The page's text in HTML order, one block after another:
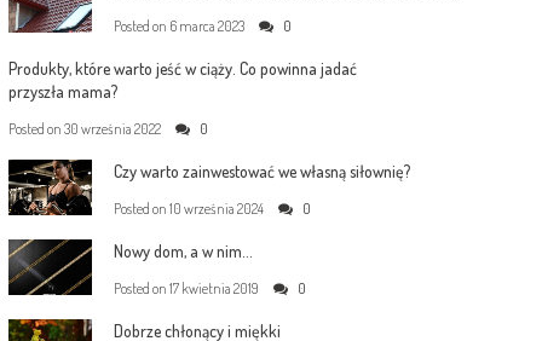
Posted on 6 marca 2023 0
Produkty, które warto jeść w ciąży. Co powinna jadać
przyszła mama?
Posted on 30 września 2022 0
Czy warto zainwestować we własną siłownię?
Posted on 10 września 2024 0
Nowy dom, a w nim…
Posted on 17 kwietnia 2019 0
Dobrze chłonący i miękki